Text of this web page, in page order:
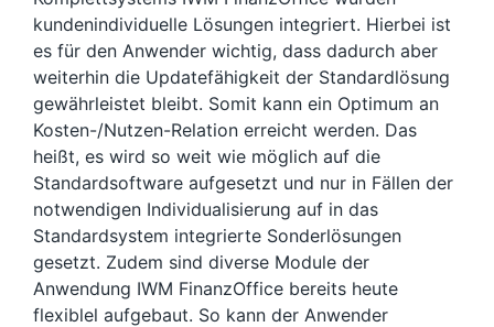
kundenindividuelle Lösungen integriert. Hierbei ist
es für den Anwender wichtig, dass dadurch aber
weiterhin die Updatefähigkeit der Standardlösung
gewährleistet bleibt. Somit kann ein Optimum an
Kosten-/Nutzen-Relation erreicht werden. Das
heißt, es wird so weit wie möglich auf die
Standardsoftware aufgesetzt und nur in Fällen der
notwendigen Individualisierung auf in das
Standardsystem integrierte Sonderlösungen
gesetzt. Zudem sind diverse Module der
Anwendung IWM FinanzOffice bereits heute
flexiblel aufgebaut. So kann der Anwender